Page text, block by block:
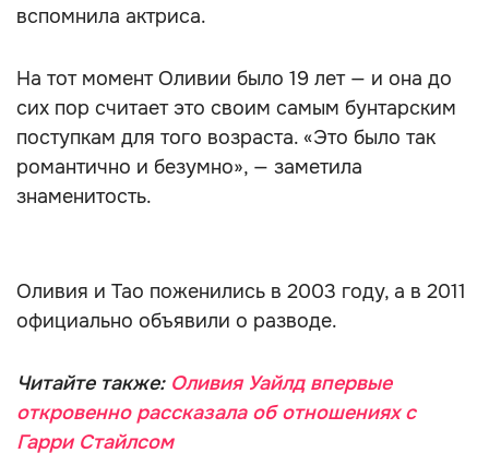
вспомнила актриса.
На тот момент Оливии было 19 лет — и она до
сих пор считает это своим самым бунтарским
поступкам для того возраста. «Это было так
романтично и безумно», — заметила
знаменитость.
Оливия и Тао поженились в 2003 году, а в 2011
официально объявили о разводе.
Читайте также: Оливия Уайлд впервые
откровенно рассказала об отношениях с
Гарри Стайлсом